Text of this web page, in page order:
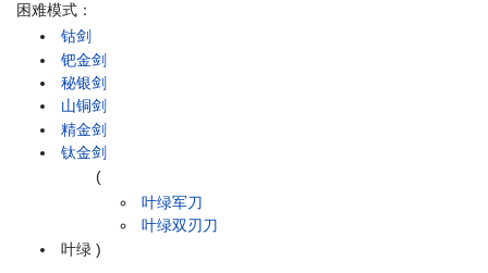
困难模式：
钴剑
钯金剑
秘银剑
山铜剑
精金剑
钛金剑
叶绿
(
叶绿军刀
叶绿双刃刀
)